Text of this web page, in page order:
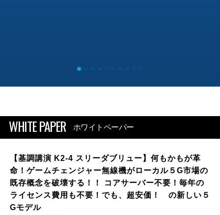
WHITE PAPER ホワイトペーパー
【基調講演 K2-4 スリーダブリュー】何もかもが革
命！ゲームチェンジャー無線機がローカル５G市場の
既存概念を破壊する！！ コアサーバー不要！毎年の
ライセンス費用も不要！でも、超安価！ の新しい５
Gモデル